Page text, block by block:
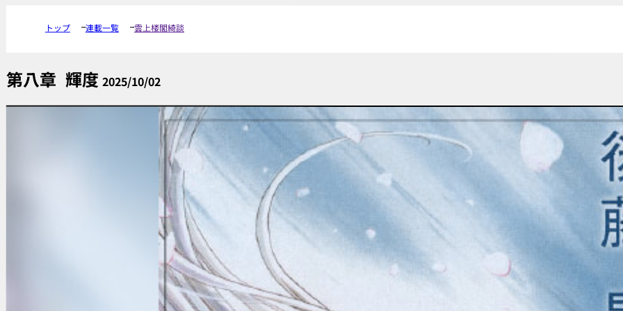
トップ 連載一覧 雲上楼閣綺談
第八章 輝度 2025/10/02